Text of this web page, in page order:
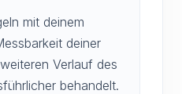
mit deinem
deiner
Verlauf des
behandelt.